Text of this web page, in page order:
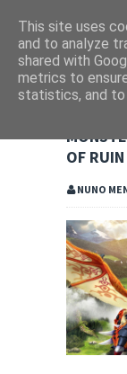
OF RUIN
NUNO
This site uses
and to analyze
shared with
metrics to
statistics, and to